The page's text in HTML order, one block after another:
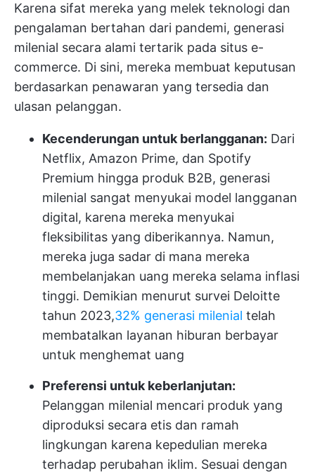
Karena sifat mereka yang melek teknologi dan
pengalaman bertahan dari pandemi, generasi
milenial secara alami tertarik pada situs e-
commerce. Di sini, mereka membuat keputusan
berdasarkan penawaran yang tersedia dan
ulasan pelanggan.
Kecenderungan untuk berlangganan: Dari
Netflix, Amazon Prime, dan Spotify
Premium hingga produk B2B, generasi
milenial sangat menyukai model langganan
digital, karena mereka menyukai
fleksibilitas yang diberikannya. Namun,
mereka juga sadar di mana mereka
membelanjakan uang mereka selama inflasi
tinggi. Demikian menurut survei Deloitte
tahun 2023,32% generasi milenial telah
membatalkan layanan hiburan berbayar
untuk menghemat uang
Preferensi untuk keberlanjutan:
Pelanggan milenial mencari produk yang
diproduksi secara etis dan ramah
lingkungan karena kepedulian mereka
terhadap perubahan iklim. Sesuai dengan